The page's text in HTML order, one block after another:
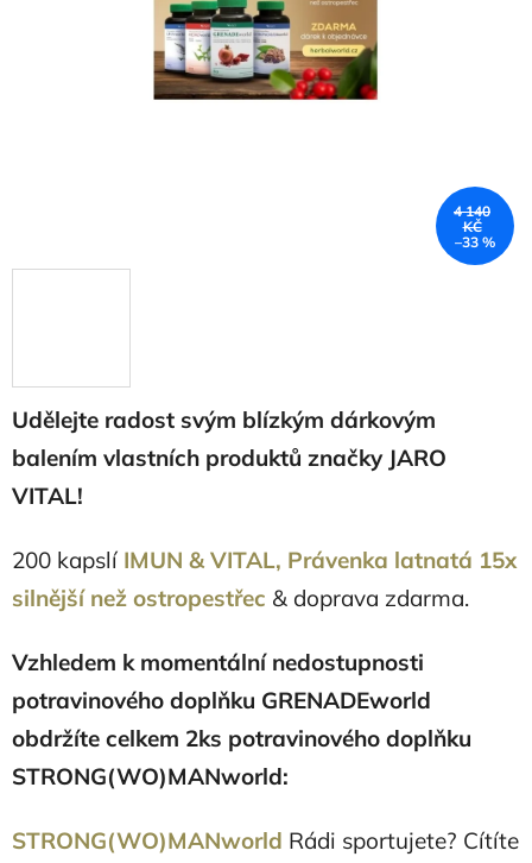
Udělejte radost svým blízkým dárkovým
balením vlastních produktů značky JARO
VITAL!
200 kapslí IMUN & VITAL, Právenka latnatá 15x
silnější než ostropestřec & doprava zdarma.
Vzhledem k momentální nedostupnosti
potravinového doplňku GRENADEworld
obdržíte celkem 2ks potravinového doplňku
STRONG(WO)MANworld:
STRONG(WO)MANworld Rádi sportujete? Cítíte
4 140
KČ
–33 %